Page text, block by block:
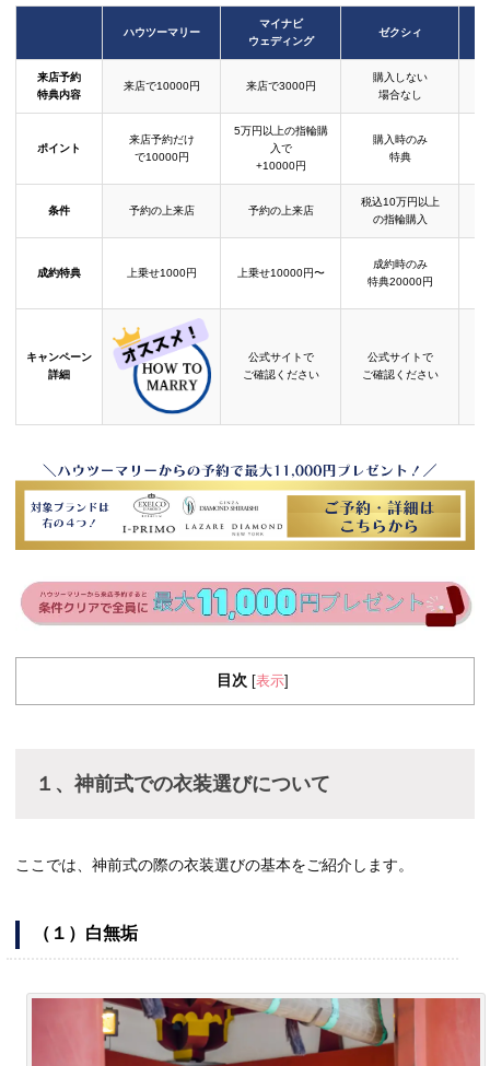
ハウツーマリー
マイナビ
ウェディング
ゼクシィ
来店予約
特典内容
来店で10000円 来店で3000円
購入しない
場合なし
ポイント
来店予約だけ
で10000円
5万円以上の指輪購
入で
+10000円
購入時のみ
特典
条件 予約の上来店 予約の上来店
税込10万円以上
の指輪購入
成約特典 上乗せ1000円 上乗せ10000円〜
成約時のみ
特典20000円
キャンペーン
詳細
公式サイトで
ご確認ください
公式サイトで
ご確認ください
目次 表示
１、神前式での衣装選びについて
ここでは、神前式の際の衣装選びの基本をご紹介します。
（１）白無垢